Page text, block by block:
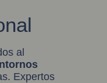
al
Expertos